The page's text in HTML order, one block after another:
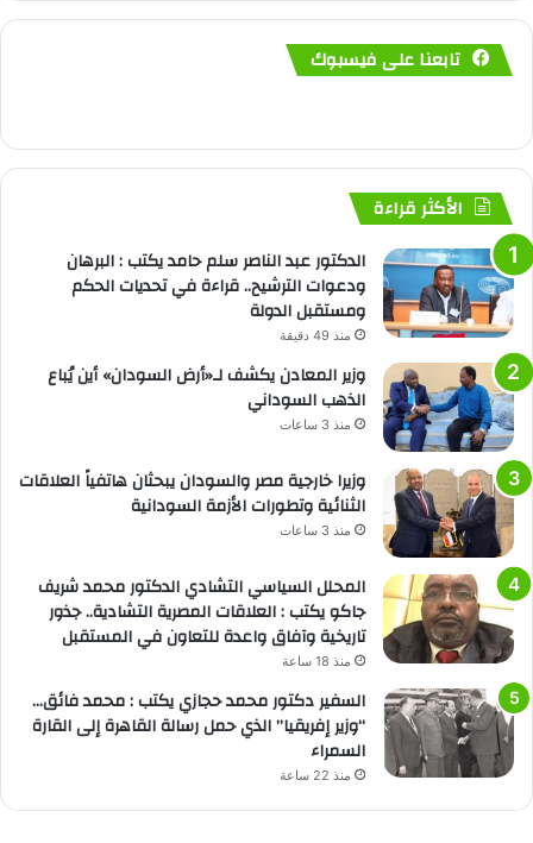
تابعنا على فيسبوك
الأكثر قراءة
الدكتور عبد الناصر سلم حامد يكتب : البرهان
ودعوات الترشيح.. قراءة في تحديات الحكم
ومستقبل الدولة
منذ 49 دقيقة
وزير المعادن يكشف لـ«أرض السودان» أين يُباع
الذهب السوداني
منذ 3 ساعات
وزيرا خارجية مصر والسودان يبحثان هاتفياً العلاقات
الثنائية وتطورات الأزمة السودانية
منذ 3 ساعات
المحلل السياسي التشادي الدكتور محمد شريف
جاكو يكتب : العلاقات المصرية التشادية.. جذور
تاريخية وآفاق واعدة للتعاون في المستقبل
منذ 18 ساعة
السفير دكتور محمد حجازي يكتب : محمد فائق…
“وزير إفريقيا” الذي حمل رسالة القاهرة إلى القارة
السمراء
منذ 22 ساعة